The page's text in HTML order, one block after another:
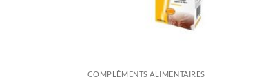
COMPLÉMENTS ALIMENTAIRES